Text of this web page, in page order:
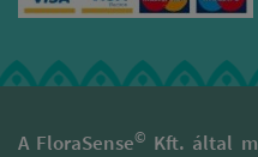
A FloraSense© Kft. által